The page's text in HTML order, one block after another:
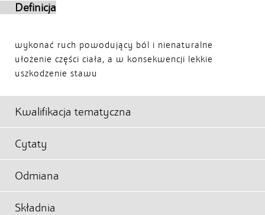
Definicja
wykonać ruch powodujący ból i nienaturalne
ułożenie części ciała, a w konsekwencji lekkie
uszkodzenie stawu
Kwalifikacja tematyczna
Cytaty
Odmiana
Składnia